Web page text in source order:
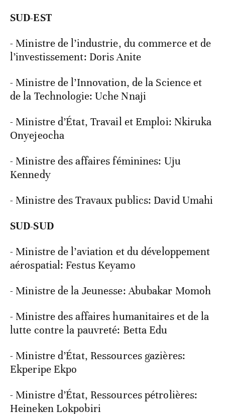
SUD-EST
- Ministre de l’industrie, du commerce et de
l’investissement: Doris Anite
- Ministre de l’Innovation, de la Science et
de la Technologie: Uche Nnaji
- Ministre d’État, Travail et Emploi: Nkiruka
Onyejeocha
- Ministre des affaires féminines: Uju
Kennedy
- Ministre des Travaux publics: David Umahi
SUD-SUD
- Ministre de l’aviation et du développement
aérospatial: Festus Keyamo
- Ministre de la Jeunesse: Abubakar Momoh
- Ministre des affaires humanitaires et de la
lutte contre la pauvreté: Betta Edu
- Ministre d’État, Ressources gazières:
Ekperipe Ekpo
- Ministre d’État, Ressources pétrolières:
Heineken Lokpobiri